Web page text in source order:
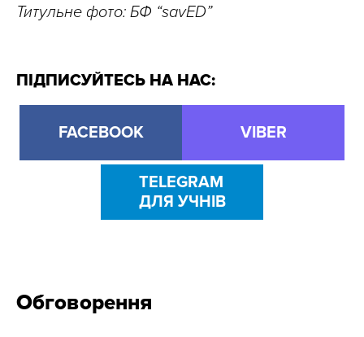
Титульне фото: БФ “savED”
ПІДПИСУЙТЕСЬ НА НАС:
FACEBOOK VIBER
TELEGRAM
ДЛЯ УЧНІВ
Обговорення